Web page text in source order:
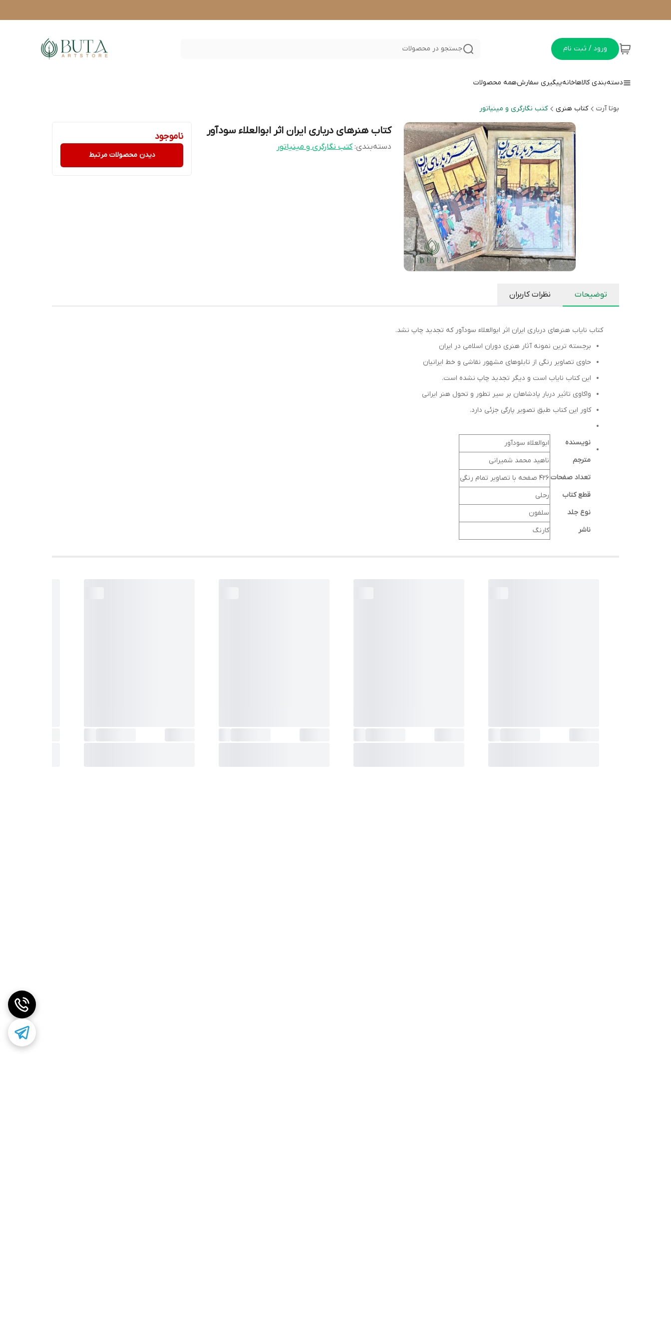
ورود / ثبت نام جستجو در محصولات
دسته‌بندی کالاهاخانهپیگیری سفارشهمه محصولات
بوتا آرت کتاب هنری کتب نگارگری و مینیاتور
کتاب هنرهای درباری ایران اثر ابوالعلاء سودآور
دسته‌بندی:کتب نگارگری و مینیاتور
ناموجود
دیدن محصولات مرتبط
توضیحات نظرات کاربران
کتاب نایاب هنرهای درباری ایران اثر ابوالعلاء سودآور که تجدید چاپ نشد.
برجسته ترین نمونه آثار هنری دوران اسلامی در ایران
حاوی تصاویر رنگی از تابلوهای مشهور نقاشی و خط ایرانیان
این کتاب نایاب است و دیگر تجدید چاپ نشده است.
واکاوی تاثیر دربار پادشاهان بر سیر تطور و تحول هنر ایرانی
کاور این کتاب طبق تصویر پارگی جزئی دارد.
نویسنده
ابوالعلاء سودآور
مترجم
ناهید محمد شمیرانی
تعداد صفحات426 صفحه با تصاویر تمام رنگی
قطع کتاب
رحلی
نوع جلد
سلفون
ناشر
کارنگ